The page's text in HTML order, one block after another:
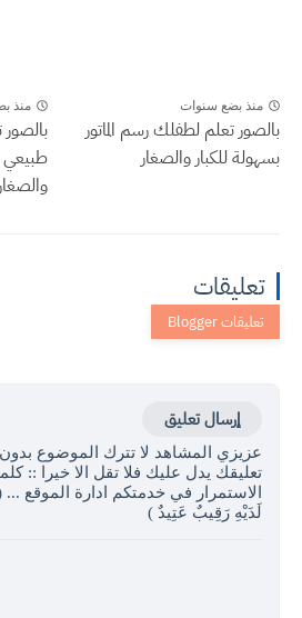
منذ بضع سنوات
بالصور تعلم لطفلك رسم الماتور
بسهولة للكبار والصغار
منذ
طبيعي
والصغار
تعليقات
إرسال تعليق
عزيزي المشاهد لا تترك الموضوع
تعليقك يدل عليك فلا تقل الا خيرا ::
الاستمرار في خدمتكم ادارة الموقع
لَدَيْهِ رَقِيبٌ عَتِيدٌ )